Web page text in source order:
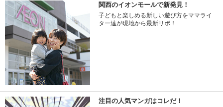
関西のイオンモールで新発見！
子どもと楽しめる新しい遊び方をママライ
ター達が現地から最新リポ！
注目の人気マンガはコレだ！